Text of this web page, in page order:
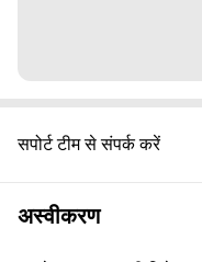
सपोर्ट टीम से संपर्क करें
अस्वीकरण